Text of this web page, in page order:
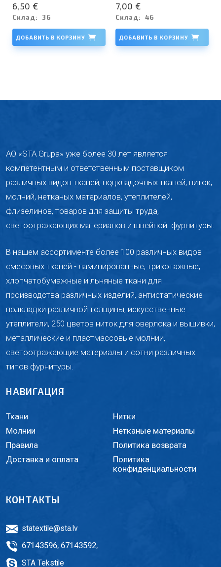
6,50 €
Склад: 36
ДОБАВИТЬ В КОРЗИНУ
7,00 €
Склад: 46
ДОБАВИТЬ В КОРЗИНУ
АО «STA Grupa» уже более 30 лет является
компетентным и ответственным поставщиком
различных видов тканей, подкладочных тканей, ниток,
молний, ​​нетканых материалов, утеплителей,
флизелинов, товаров для защиты труда,
светоотражающих материалов и швейной фурнитуры.
В нашем ассортименте более 100 различных видов
смесовых тканей - ламинированные, трикотажные,
хлопчатобумажные и льняные ткани для
производства различных изделий, антистатические
подкладки различной толщины, искусственные
утеплители, 250 цветов ниток для оверлока и вышивки,
металлические и пластмассовые молнии,
светоотражающие материалы и сотни различных
типов фурнитуры.
НАВИГАЦИЯ
Ткани
Нитки
Молнии
Нетканые материалы
Правила
Политика возврата
Доставка и оплата
Политика
конфиденциальности
КОНТАКТЫ
statextile@sta.lv
67143596; 67143592;
STA Tekstile